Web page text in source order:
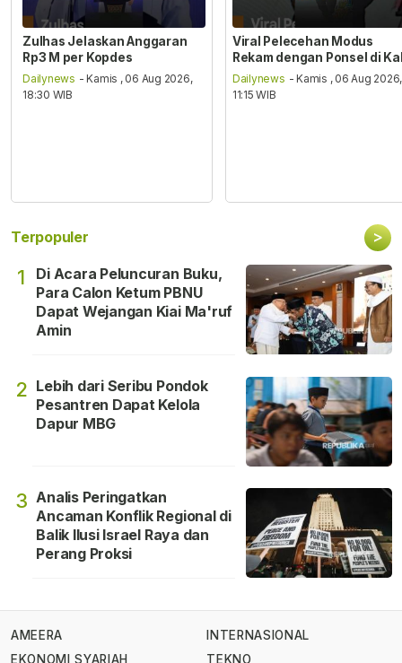
Zulhas Jelaskan Anggaran
Rp3 M per Kopdes
Dailynews - Kamis , 06 Aug 2026,
18:30 WIB
Viral Pelecehan Modus
Rekam dengan Ponsel di
Dailynews - Kamis , 06 Aug 2026,
11:15 WIB
Terpopuler >
1
Di Acara Peluncuran Buku,
Para Calon Ketum PBNU
Dapat Wejangan Kiai Ma'ruf
Amin
2 Lebih dari Seribu Pondok
Pesantren Dapat Kelola
Dapur MBG
3 Analis Peringatkan
Ancaman Konflik Regional di
Balik Ilusi Israel Raya dan
Perang Proksi
AMEERA
EKONOMI SYARIAH
INTERNASIONAL
TEKNO